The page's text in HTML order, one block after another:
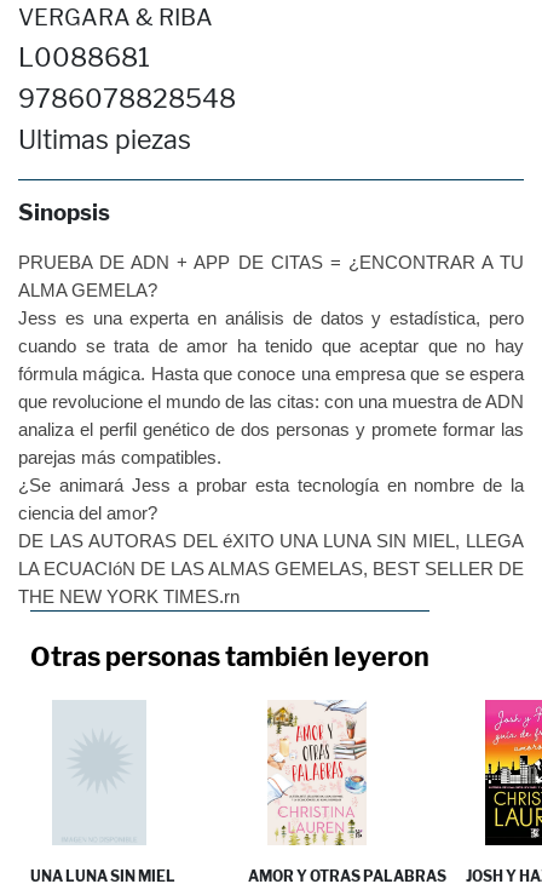
VERGARA & RIBA
L0088681
9786078828548
Ultimas piezas
Sinopsis
PRUEBA DE ADN + APP DE CITAS = ¿ENCONTRAR A TU
ALMA GEMELA?
Jess es una experta en análisis de datos y estadística, pero
cuando se trata de amor ha tenido que aceptar que no hay
fórmula mágica. Hasta que conoce una empresa que se espera
que revolucione el mundo de las citas: con una muestra de ADN
analiza el perfil genético de dos personas y promete formar las
parejas más compatibles.
¿Se animará Jess a probar esta tecnología en nombre de la
ciencia del amor?
DE LAS AUTORAS DEL éXITO UNA LUNA SIN MIEL, LLEGA
LA ECUACIóN DE LAS ALMAS GEMELAS, BEST SELLER DE
THE NEW YORK TIMES.rn
Otras personas también leyeron
UNA LUNA SIN MIEL AMOR Y OTRAS PALABRAS JOSH Y